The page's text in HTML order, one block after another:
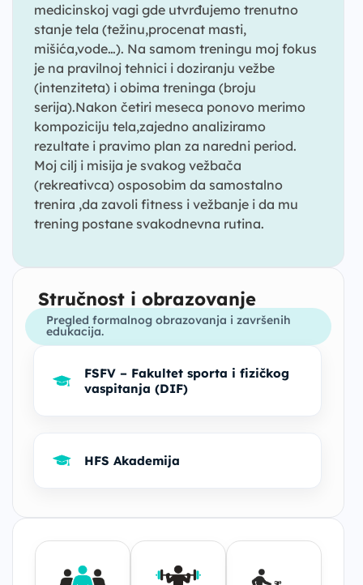
medicinskoj vagi gde utvrđujemo trenutno
stanje tela (težinu,procenat masti,
mišića,vode…). Na samom treningu moj fokus
je na pravilnoj tehnici i doziranju vežbe
(intenziteta) i obima treninga (broju
serija).Nakon četiri meseca ponovo merimo
kompoziciju tela,zajedno analiziramo
rezultate i pravimo plan za naredni period.
Moj cilj i misija je svakog vežbača
(rekreativca) osposobim da samostalno
trenira ,da zavoli fitness i vežbanje i da mu
trening postane svakodnevna rutina.
Stručnost i obrazovanje
Pregled formalnog obrazovanja i završenih
edukacija.
FSFV – Fakultet sporta i fizičkog
vaspitanja (DIF)
HFS Akademija